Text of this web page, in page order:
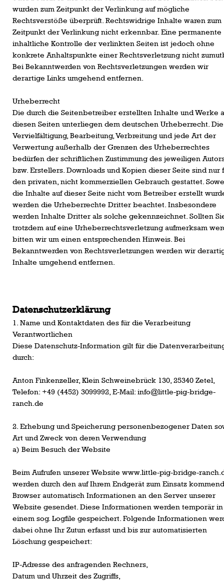
wurden zum Zeitpunkt der Verlinkung auf mögliche
Rechtsverstöße überprüft. Rechtswidrige Inhalte waren zum
Zeitpunkt der Verlinkung nicht erkennbar. Eine permanente
inhaltliche Kontrolle der verlinkten Seiten ist jedoch ohne
konkrete Anhaltspunkte einer Rechtsverletzung nicht
Bei Bekanntwerden von Rechtsverletzungen werden wir
derartige Links umgehend entfernen.
Urheberrecht
Die durch die Seitenbetreiber erstellten Inhalte und Werke
diesen Seiten unterliegen dem deutschen Urheberrecht. Die
Vervielfältigung, Bearbeitung, Verbreitung und jede Art der
Verwertung außerhalb der Grenzen des Urheberrechtes
bedürfen der schriftlichen Zustimmung des jeweiligen
bzw. Erstellers. Downloads und Kopien dieser Seite sind nur
den privaten, nicht kommerziellen Gebrauch gestattet.
die Inhalte auf dieser Seite nicht vom Betreiber erstellt
werden die Urheberrechte Dritter beachtet. Insbesondere
werden Inhalte Dritter als solche gekennzeichnet. Sollten
trotzdem auf eine Urheberrechtsverletzung aufmerksam
bitten wir um einen entsprechenden Hinweis. Bei
Bekanntwerden von Rechtsverletzungen werden wir
Inhalte umgehend entfernen.
Datenschutzerklärung
1. Name und Kontaktdaten des für die Verarbeitung
Verantwortlichen
Diese Datenschutz-Information gilt für die
durch:
Anton Finkenzeller, Klein Schweinebrück 130, 25340 Zetel,
Telefon: +49 (4452) 3099992, E-Mail: info@little-pig-bridge-
ranch.de
2. Erhebung und Speicherung personenbezogener Daten
Art und Zweck von deren Verwendung
a) Beim Besuch der Website
Beim Aufrufen unserer Website www.little-pig-bridge-
werden durch den auf Ihrem Endgerät zum Einsatz
Browser automatisch Informationen an den Server unserer
Website gesendet. Diese Informationen werden temporär in
einem sog. Logfile gespeichert. Folgende Informationen
dabei ohne Ihr Zutun erfasst und bis zur automatisierten
Löschung gespeichert:
IP-Adresse des anfragenden Rechners,
Datum und Uhrzeit des Zugriffs,